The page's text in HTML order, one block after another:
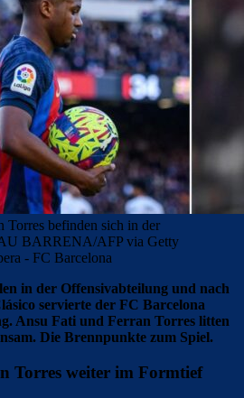
Torres befinden sich in der
BARRENA/AFP via Getty
- FC Barcelona
in der Offensivabteilung und nach
servierte der FC Barcelona
Ansu Fati und Ferran Torres litten
Die Brennpunkte zum Spiel.
Torres weiter im Formtief